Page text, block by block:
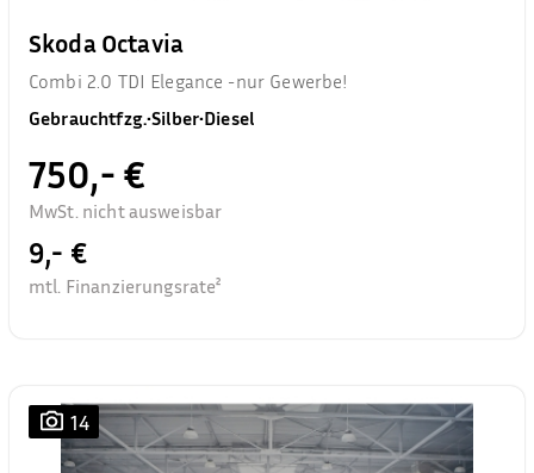
Skoda Octavia
Combi 2.0 TDI Elegance -nur Gewerbe!
Gebrauchtfzg.•Silber•Diesel
750,- €
MwSt. nicht ausweisbar
9,- €
mtl. Finanzierungsrate²
14